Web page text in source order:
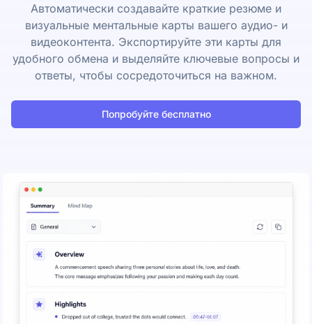
Автоматически создавайте краткие резюме и
визуальные ментальные карты вашего аудио- и
видеоконтента. Экспортируйте эти карты для
удобного обмена и выделяйте ключевые вопросы и
ответы, чтобы сосредоточиться на важном.
Попробуйте бесплатно